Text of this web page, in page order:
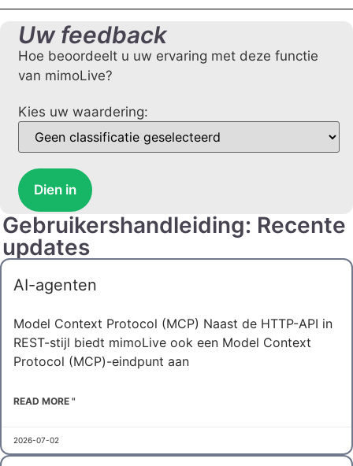
Uw feedback
Hoe beoordeelt u uw ervaring met deze functie
van mimoLive?
Kies uw waardering:
Dien in
Gebruikershandleiding: Recente
updates
AI-agenten
Model Context Protocol (MCP) Naast de HTTP-API in
REST-stijl biedt mimoLive ook een Model Context
Protocol (MCP)-eindpunt aan
READ MORE "
2026-07-02